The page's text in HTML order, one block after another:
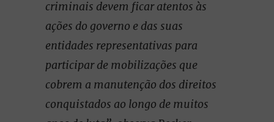
criminais devem ficar atentos às
ações do governo e das suas
entidades representativas para
participar de mobilizações que
cobrem a manutenção dos direitos
conquistados ao longo de muitos